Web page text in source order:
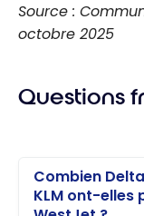
Source :
octobre 2025
Questions
Combien
KLM ont-elles